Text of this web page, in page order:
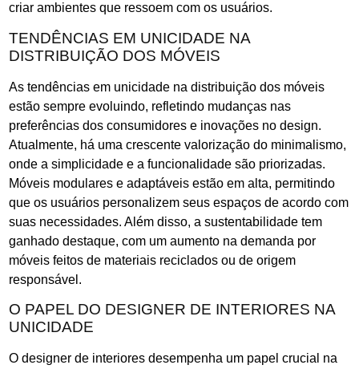
criar ambientes que ressoem com os usuários.
TENDÊNCIAS EM UNICIDADE NA
DISTRIBUIÇÃO DOS MÓVEIS
As tendências em unicidade na distribuição dos móveis
estão sempre evoluindo, refletindo mudanças nas
preferências dos consumidores e inovações no design.
Atualmente, há uma crescente valorização do minimalismo,
onde a simplicidade e a funcionalidade são priorizadas.
Móveis modulares e adaptáveis estão em alta, permitindo
que os usuários personalizem seus espaços de acordo com
suas necessidades. Além disso, a sustentabilidade tem
ganhado destaque, com um aumento na demanda por
móveis feitos de materiais reciclados ou de origem
responsável.
O PAPEL DO DESIGNER DE INTERIORES NA
UNICIDADE
O designer de interiores desempenha um papel crucial na